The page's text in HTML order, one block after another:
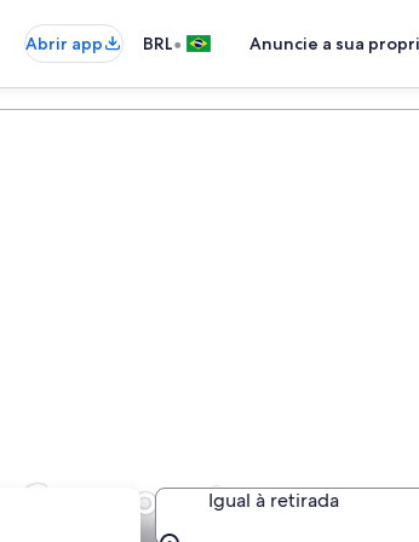
Abrir app BRL• Anuncie a sua
CarroponteIgual à retirada